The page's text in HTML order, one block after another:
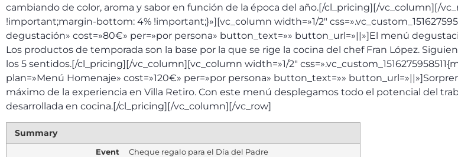
cambiando de color, aroma y sabor en función de la época del año.[/cl_pricing][/vc_column][/
!important;margin-bottom: 4% !important;}»][vc_column width=»1/2″
degustación» cost=»80€» per=»por persona» button_text=»» button_url=»||»]El menú
Los productos de temporada son la base por la que se rige la cocina del chef Fran López.
los 5 sentidos.[/cl_pricing][/vc_column][vc_column width=»1/2″
plan=»Menú Homenaje» cost=»120€» per=»por persona» button_text=»»
máximo de la experiencia en Villa Retiro. Con este menú desplegamos todo el potencial del
desarrollada en cocina.[/cl_pricing][/vc_column][/vc_row]
Summary
Event
Cheque regalo para el Día del Padre